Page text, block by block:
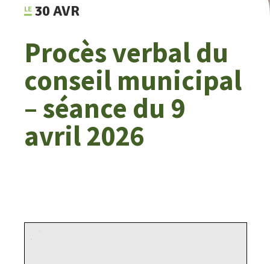
30 AVR
Procès verbal du
conseil municipal
– séance du 9
avril 2026